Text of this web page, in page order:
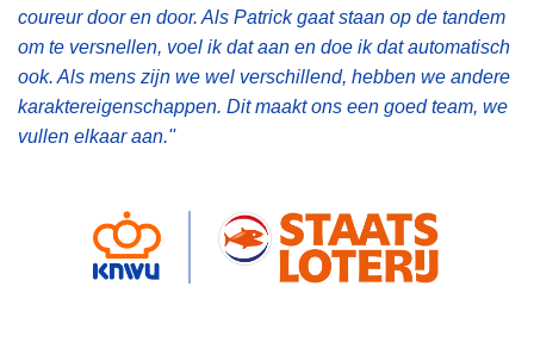
coureur door en door. Als Patrick gaat staan op de tandem
om te versnellen, voel ik dat aan en doe ik dat automatisch
ook. Als mens zijn we wel verschillend, hebben we andere
karaktereigenschappen. Dit maakt ons een goed team, we
vullen elkaar aan.''